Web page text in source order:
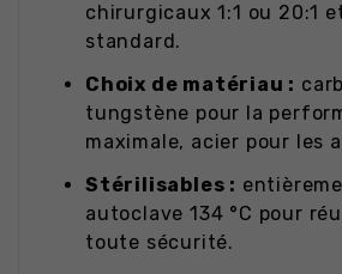
chirurgicaux 1:1 ou 20:1
standard.
Choix de matériau :
tungstène pour la
maximale, acier pour les
Stérilisables :
autoclave 134 °C pour
toute sécurité.